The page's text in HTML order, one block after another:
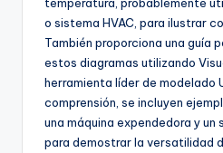
o
w
o sistema HVAC, para ilustrar
También proporciona una guía
estos diagramas utilizando
herramienta líder de modelado
comprensión, se incluyen
una máquina expendedora y un
para demostrar la versatilidad